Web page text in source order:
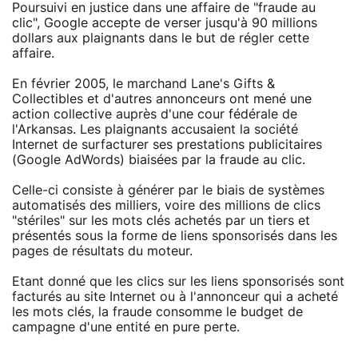
Poursuivi en justice dans une affaire de "fraude au
clic", Google accepte de verser jusqu'à 90 millions
dollars aux plaignants dans le but de régler cette
affaire.
En février 2005, le marchand Lane's Gifts &
Collectibles et d'autres annonceurs ont mené une
action collective auprès d'une cour fédérale de
l'Arkansas. Les plaignants accusaient la société
Internet de surfacturer ses prestations publicitaires
(Google AdWords) biaisées par la fraude au clic.
Celle-ci consiste à générer par le biais de systèmes
automatisés des milliers, voire des millions de clics
"stériles" sur les mots clés achetés par un tiers et
présentés sous la forme de liens sponsorisés dans les
pages de résultats du moteur.
Etant donné que les clics sur les liens sponsorisés sont
facturés au site Internet ou à l'annonceur qui a acheté
les mots clés, la fraude consomme le budget de
campagne d'une entité en pure perte.